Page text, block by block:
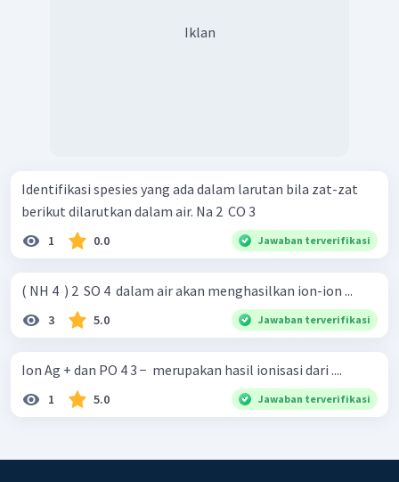
Iklan
Identifikasi spesies yang ada dalam larutan bila zat-zat
berikut dilarutkan dalam air. Na 2 ​ CO 3 ​
1 0.0 Jawaban terverifikasi
( NH 4 ​ ) 2 ​ SO 4 ​ dalam air akan menghasilkan ion-ion ...
3 5.0 Jawaban terverifikasi
Ion Ag + dan PO 4 3 − ​ merupakan hasil ionisasi dari ....
1 5.0 Jawaban terverifikasi